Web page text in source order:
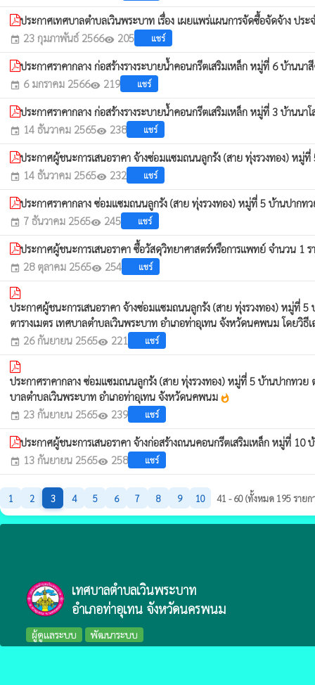
ประกาศเทศบาลตำบลเวินพระบาท เรื่อง เผยแพร่แผนการจัดซื้อจัดจ้าง
event 23 กุมภาพันธ์ 2566visibility 205 แชร์
ประกาศราคากลาง ก่อสร้างรางระบายน้ำคอนกรีตเสริมเหล็ก หมู่ที่ 6 บ้าน
event 6 มกราคม 2566visibility 219 แชร์
ประกาศราคากลาง ก่อสร้างรางระบายน้ำคอนกรีตเสริมเหล็ก หมู่ที่ 3 บ้าน
event 14 ธันวาคม 2565visibility 238 แชร์
ประกาศผู้ชนะการเสนอราคา จ้างซ่อมแซมถนนลูกรัง (สาย ทุ่งรวงทอง) หมู่
event 14 ธันวาคม 2565visibility 232 แชร์
ประกาศราคากลาง ซ่อมแซมถนนลูกรัง (สาย ทุ่งรวงทอง) หมู่ที่ 5 บ้านปาก
event 7 ธันวาคม 2565visibility 245 แชร์
ประกาศผู้ชนะการเสนอราคา ซื้อวัสดุวิทยาศาสตร์หรือการแพทย์ จำนวน 1 ร
event 28 ตุลาคม 2565visibility 254 แชร์
ประกาศผู้ชนะการเสนอราคา จ้างซ่อมแซมถนนลูกรัง (สาย ทุ่งรวงทอง) หมู่ที่
ตารางเมตร เทศบาลตำบลเวินพระบาท อำเภอท่าอุเทน จังหวัดนคพนม โดยวิธี
event 26 กันยายน 2565visibility 221 แชร์
ประกาศราคากลาง ซ่อมแซมถนนลูกรัง (สาย ทุ่งรวงทอง) หมู่ที่ 5 บ้านปากทวย
บาลตำบลเวินพระบาท อำเภอท่าอุเทน จังหวัดนคพนม whatshot
event 23 กันยายน 2565visibility 239 แชร์
ประกาศผู้ชนะการเสนอราคา จ้างก่อสร้างถนนคอนกรีตเสริมเหล็ก หมู่ที่
event 13 กันยายน 2565visibility 258 แชร์
1 2 3 4 5 6 7 8 9 10 41 - 60 (ทั้งหมด 195 รายก
เทศบาลตำบลเวินพระบาท
อำเภอท่าอุเทน จังหวัดนครพนม
ผู้ดูแลระบบ พัฒนาระบบ